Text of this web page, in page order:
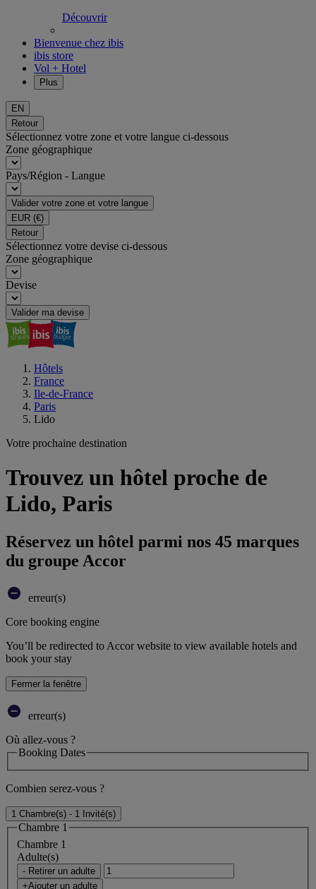
Découvrir
Bienvenue chez ibis
ibis store
Vol + Hotel
Plus
EN
Retour
Sélectionnez votre zone et votre langue ci-dessous
Zone géographique
Pays/Région - Langue
Valider votre zone et votre langue
EUR (€)
Retour
Sélectionnez votre devise ci-dessous
Zone géographique
Devise
Valider ma devise
Hôtels
France
Ile-de-France
Paris
Lido
Votre prochaine destination
Trouvez un hôtel proche de
Lido, Paris
Réservez un hôtel parmi nos 45 marques
du groupe Accor
erreur(s)
Core booking engine
You’ll be redirected to Accor website to view available hotels and
book your stay
Fermer la fenêtre
erreur(s)
Où allez-vous ?
Booking Dates
Combien serez-vous ?
1 Chambre(s) - 1 Invité(s)
Chambre 1
Chambre 1
Adulte(s)
- Retirer un adulte
+Ajouter un adulte